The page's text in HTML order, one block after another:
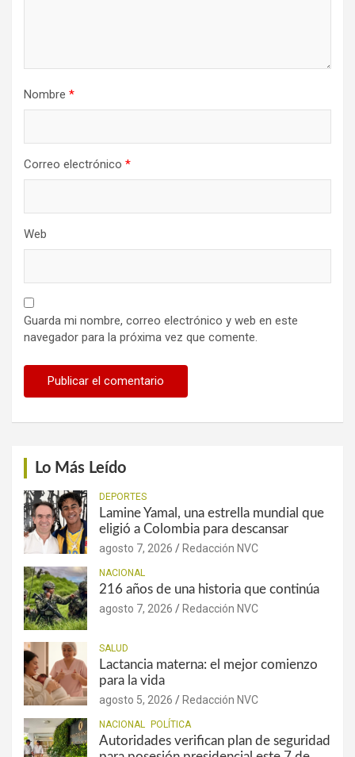
Nombre *
Correo electrónico *
Web
Guarda mi nombre, correo electrónico y web en este
navegador para la próxima vez que comente.
Lo Más Leído
DEPORTES
Lamine Yamal, una estrella mundial que
eligió a Colombia para descansar
agosto 7, 2026 Redacción NVC
NACIONAL
216 años de una historia que continúa
agosto 7, 2026 Redacción NVC
SALUD
Lactancia materna: el mejor comienzo
para la vida
agosto 5, 2026 Redacción NVC
NACIONAL POLÍTICA
Autoridades verifican plan de seguridad